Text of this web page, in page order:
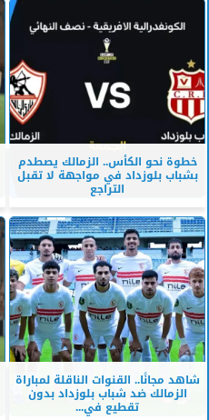
خطوة نحو الكأس.. الزمالك يصطدم
بشباب بلوزداد في مواجهة لا تقبل
التراجع
شاهد مجانًا.. القنوات الناقلة لمباراة
الزمالك ضد شباب بلوزداد بدون
تقطيع في...